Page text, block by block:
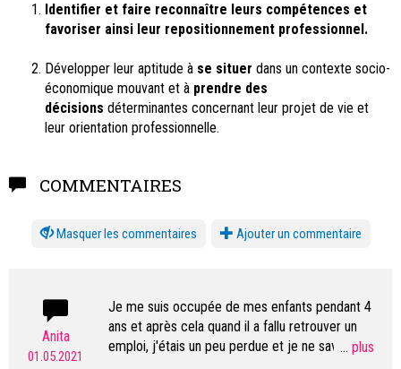
Identifier et faire reconnaître leurs compétences et
favoriser ainsi leur repositionnement professionnel.
Développer leur aptitude à se situer dans un contexte socio-
économique mouvant et à prendre des
décisions déterminantes concernant leur projet de vie et
leur orientation professionnelle.
COMMENTAIRES
les commentaires Ajouter un commentaire
Anita
01.05.2021
Je me suis occupée de mes enfants pendant 4
ans et après cela quand il a fallu retrouver un
emploi, j'étais un peu perdue et je ne savais pas
...